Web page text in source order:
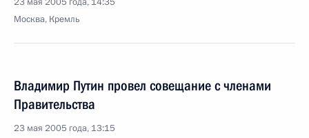
Москва, Кремль
Владимир Путин провел совещание с членами
Правительства
23 мая 2005 года, 13:15